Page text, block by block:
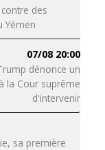
des
Yémen
07/08 20:00
dénonce un
la Cour suprême
d'intervenir
sa première